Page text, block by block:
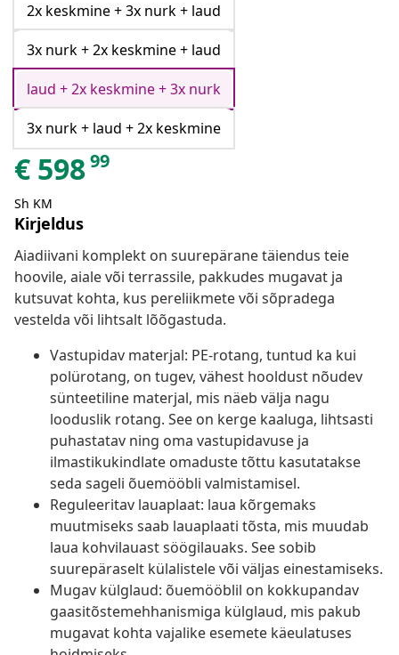
2x keskmine + 3x nurk + laud
3x nurk + 2x keskmine + laud
laud + 2x keskmine + 3x nurk
3x nurk + laud + 2x keskmine
€ 59899
Sh KM
Kirjeldus
Aiadiivani komplekt on suurepärane täiendus teie
hoovile, aiale või terrassile, pakkudes mugavat ja
kutsuvat kohta, kus pereliikmete või sõpradega
vestelda või lihtsalt lõõgastuda.
Vastupidav materjal: PE-rotang, tuntud ka kui
polürotang, on tugev, vähest hooldust nõudev
sünteetiline materjal, mis näeb välja nagu
looduslik rotang. See on kerge kaaluga, lihtsasti
puhastatav ning oma vastupidavuse ja
ilmastikukindlate omaduste tõttu kasutatakse
seda sageli õuemööbli valmistamisel.
Reguleeritav lauaplaat: laua kõrgemaks
muutmiseks saab lauaplaati tõsta, mis muudab
laua kohvilauast söögilauaks. See sobib
suurepäraselt külalistele või väljas einestamiseks.
Mugav külglaud: õuemööblil on kokkupandav
gaasitõstemehhanismiga külglaud, mis pakub
mugavat kohta vajalike esemete käeulatuses